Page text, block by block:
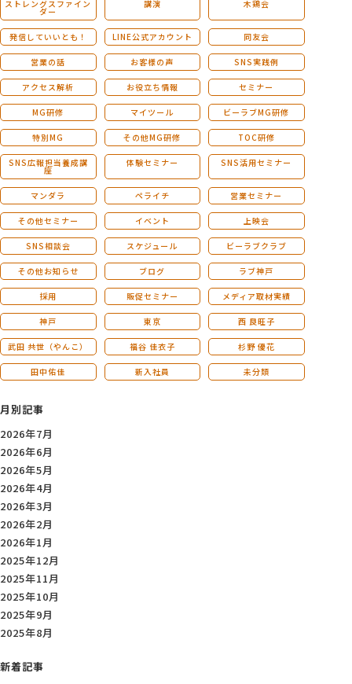
ストレングスファイン
ダー
講演 木鶏会
発信していいとも！ LINE公式アカウント 同友会
営業の話 お客様の声 SNS実践例
アクセス解析 お役立ち情報 セミナー
MG研修 マイツール ビーラブMG研修
特別MG その他MG研修 TOC研修
SNS広報担当養成講
座
体験セミナー SNS活用セミナー
マンダラ ペライチ 営業セミナー
その他セミナー イベント 上映会
SNS相談会 スケジュール ビーラブクラブ
その他お知らせ ブログ ラブ神戸
採用 販促セミナー メディア取材実績
神戸 東京 西 良旺子
武田 共世（やんこ） 福谷 佳衣子 杉野 優花
田中佑佳 新入社員 未分類
月別記事
2026年7月
2026年6月
2026年5月
2026年4月
2026年3月
2026年2月
2026年1月
2025年12月
2025年11月
2025年10月
2025年9月
2025年8月
新着記事